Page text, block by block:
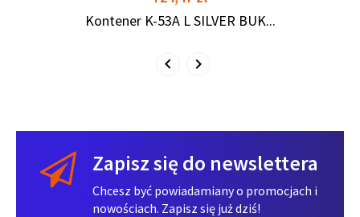
Kontener K-53A L SILVER BUK...
Zapisz się do newslettera
Chcesz być powiadamiany o promocjach i
nowościach. Zapisz się już dziś!